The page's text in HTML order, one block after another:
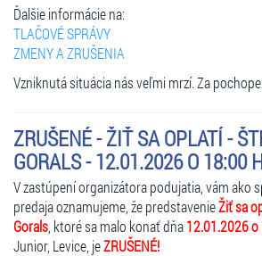
Ďalšie informácie na:
TLAČOVÉ SPRÁVY
ZMENY A ZRUŠENIA
Vzniknutá situácia nás veľmi mrzí. Za
ZRUŠENÉ - ŽIŤ SA OPLATÍ -
GORALS - 12.01.2026 O 18:00
V zastúpení organizátora podujatia, vám ako
predaja oznamujeme, že predstavenieŽiť sa
Gorals , ktoré sa malo konať dňa12.01.2026
Junior, Levice, jeZRUŠENÉ!